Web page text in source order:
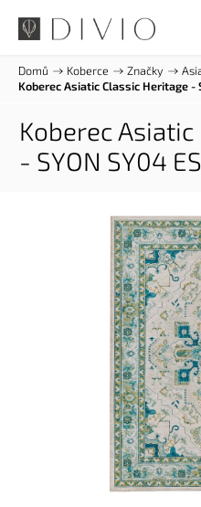
Domů / Koberce / Značky /
Koberec Asiatic Classic Heritage -
Koberec
- SYON SY04